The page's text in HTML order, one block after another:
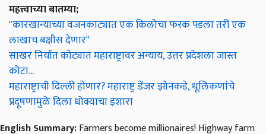
महत्त्वाच्या बातम्या;
"कारखान्याच्या वजनकाट्यात एक किलोचा फरक पडला तरी एक
लाखाच बक्षीस देणार"
साखर निर्यात कोट्यात महाराष्ट्रावर अन्याय, उत्तर प्रदेशला जास्त
कोटा...
महाराष्ट्राची दिल्ली होणार? महाराष्ट्र डेंजर झोनकडे, धूलिकणांचे
प्रदूषणामुळे दिला धोक्याचा इशारा
English Summary:Farmers become millionaires! Highway farm